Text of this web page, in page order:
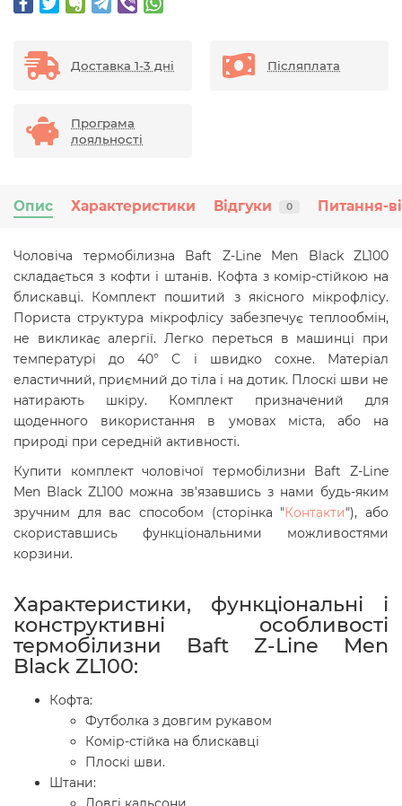
Доставка 1-3 дні Післяплата
Програма
лояльності
Опис Характеристики Відгуки 0 Питання-
Чоловіча термобілизна Baft Z-Line Men Black ZL100
складається з кофти і штанів. Кофта з комір-стійкою на
блискавці. Комплект пошитий з якісного мікрофлісу.
Пориста структура мікрофлісу забезпечує теплообмін,
не викликає алергії. Легко переться в машинці при
температурі до 40° С і швидко сохне. Матеріал
еластичний, приємний до тіла і на дотик. Плоскі шви не
натирають шкіру. Комплект призначений для
щоденного використання в умовах міста, або на
природі при середній активності.
Купити комплект чоловічої термобілизни Baft Z-Line
Men Black ZL100 можна зв'язавшись з нами будь-яким
зручним для вас способом (сторінка "Контакти"), або
скориставшись функціональними можливостями
корзини.
Характеристики, функціональні і
конструктивні особливості
термобілизни Baft Z-Line Men
Black ZL100:
Кофта:
Футболка з довгим рукавом
Комір-стійка на блискавці
Плоскі шви.
Штани: